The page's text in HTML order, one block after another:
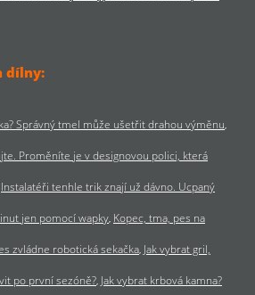
dílny:
Správný tmel může ušetřit drahou výměnu
Proměníte je v designovou polici, která
Instalatéři tenhle trik znají už dávno. Ucpaný
jen pomocí wapky Kopec, tma, pes na
zvládne robotická sekačka Jak vybrat gril,
po první sezóně? Jak vybrat krbová kamna?